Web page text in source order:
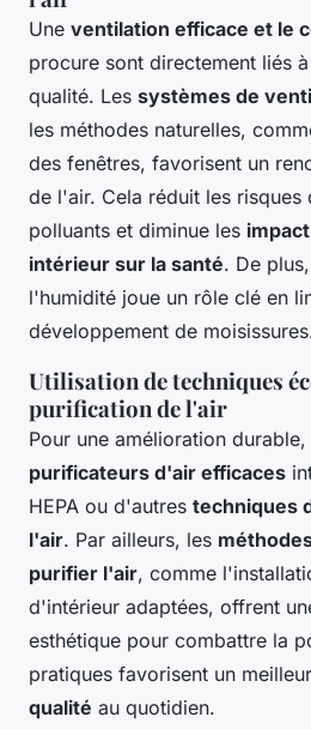
Une ventilation efficace et le
procure sont directement liés
qualité. Les systèmes de
les méthodes naturelles,
des fenêtres, favorisent un
de l'air. Cela réduit les risques
polluants et diminue les
intérieur sur la santé. De
l'humidité joue un rôle clé en
développement de
Utilisation de techniques
purification de l'air
Pour une amélioration
purificateurs d'air efficaces
HEPA ou d'autres techniques
l'air. Par ailleurs, les
purifier l'air, comme
d'intérieur adaptées, offrent
esthétique pour combattre la
pratiques favorisent un meilleur
qualité au quotidien.